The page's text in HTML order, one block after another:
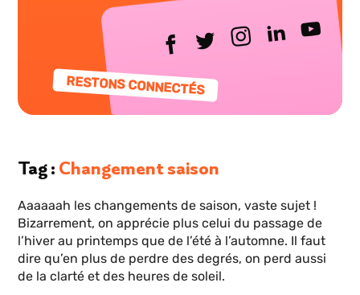
RESTONS CONNECTÉS
Tag Changement saison
Aaaaaah les changements de saison, vaste sujet !
Bizarrement, on apprécie plus celui du passage de
l’hiver au printemps que de l’été à l’automne. Il faut
dire qu’en plus de perdre des degrés, on perd aussi
de la clarté et des heures de soleil.